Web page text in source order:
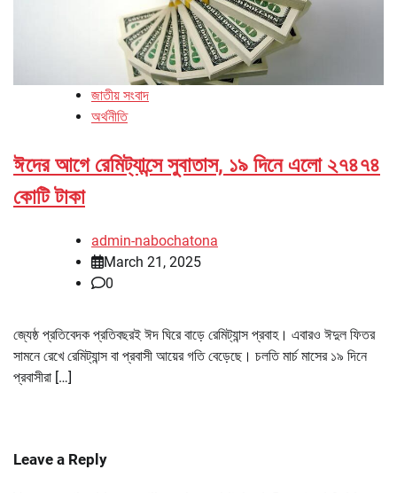
জাতীয় সংবাদ
অর্থনীতি
ঈদের আগে রেমিট্যান্সে সুবাতাস, ১৯ দিনে এলো ২৭৪৭৪
কোটি টাকা
admin-nabochatona
March 21, 2025
0
জ্যেষ্ঠ প্রতিবেদক প্রতিবছরই ঈদ ঘিরে বাড়ে রেমিট্যান্স প্রবাহ। এবারও ঈদুল ফিতর
সামনে রেখে রেমিট্যান্স বা প্রবাসী আয়ের গতি বেড়েছে। চলতি মার্চ মাসের ১৯ দিনে
প্রবাসীরা […]
Leave a Reply